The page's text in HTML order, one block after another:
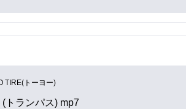
TIRE(トーヨー)
トランパス) mp7